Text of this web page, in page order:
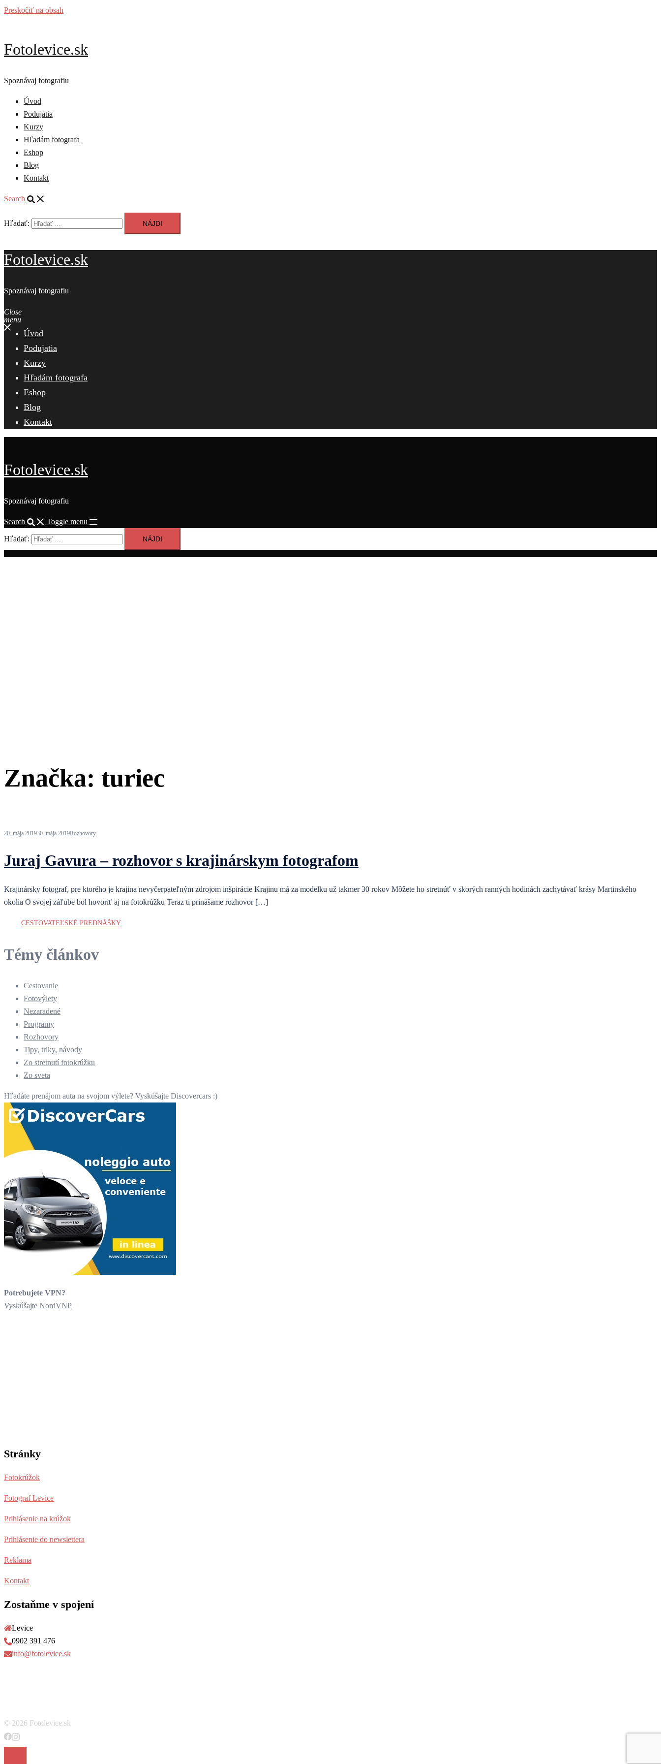
Preskočiť na obsah
Fotolevice.sk
Spoznávaj fotografiu
Úvod
Podujatia
Kurzy
Hľadám fotografa
Eshop
Blog
Kontakt
Search
Hľadať:
Fotolevice.sk
Spoznávaj fotografiu
Close
menu
Úvod
Podujatia
Kurzy
Hľadám fotografa
Eshop
Blog
Kontakt
Fotolevice.sk
Spoznávaj fotografiu
Search Toggle menu
Hľadať:
Značka: turiec
20. mája 201930. mája 2019Rozhovory
Juraj Gavura – rozhovor s krajinárskym fotografom
Krajinársky fotograf, pre ktorého je krajina nevyčerpateľným zdrojom inšpirácie Krajinu má za modelku už takmer 30 rokov Môžete ho stretnúť v skorých ranných hodinách zachytávať krásy Martinského
okolia O svojej záľube bol hovoriť aj na fotokrúžku Teraz ti prinášame rozhovor […]
CESTOVATEĽSKÉ PREDNÁŠKY
Témy článkov
Cestovanie
Fotovýlety
Nezaradené
Programy
Rozhovory
Tipy, triky, návody
Zo stretnutí fotokrúžku
Zo sveta
Hľadáte prenájom auta na svojom výlete? Vyskúšajte Discovercars :)
Potrebujete VPN?
Vyskúšajte NordVNP
Stránky
Fotokrúžok
Fotograf Levice
Prihlásenie na krúžok
Prihlásenie do newslettera
Reklama
Kontakt
Zostaňme v spojení
Levice
0902 391 476
info@fotolevice.sk
© 2026 Fotolevice.sk